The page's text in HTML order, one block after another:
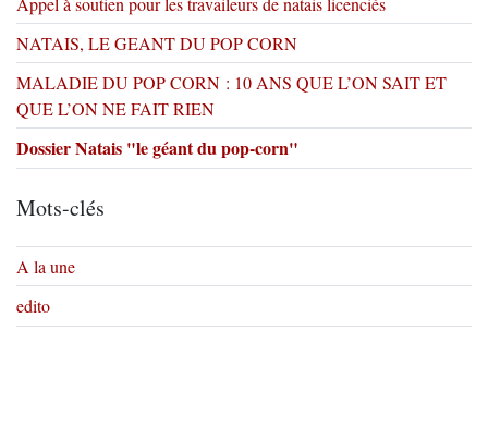
NATAIS, LE GEANT DU POP CORN
MALADIE DU POP CORN : 10 ANS QUE L’ON SAIT ET
QUE L’ON NE FAIT RIEN
Dossier Natais "le géant du pop-corn"
Mots-clés
A la une
edito